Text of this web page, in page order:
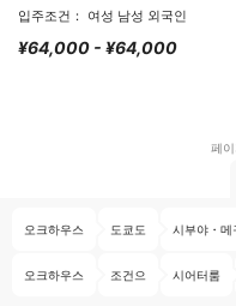
입주조건： 여성 남성 외국인
¥64,000 - ¥64,000
오크하우스 도쿄도 시부야・메
오크하우스 조건으 시어터룸